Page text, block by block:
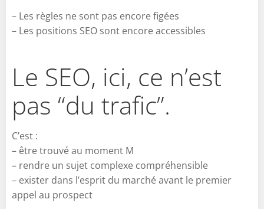
– Les règles ne sont pas encore figées
– Les positions SEO sont encore accessibles
Le SEO, ici, ce n’est
pas “du trafic”.
C’est :
– être trouvé au moment M
– rendre un sujet complexe compréhensible
– exister dans l’esprit du marché avant le premier
appel au prospect